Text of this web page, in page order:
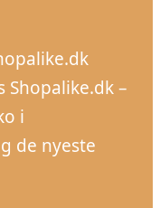
–
i
de nyeste